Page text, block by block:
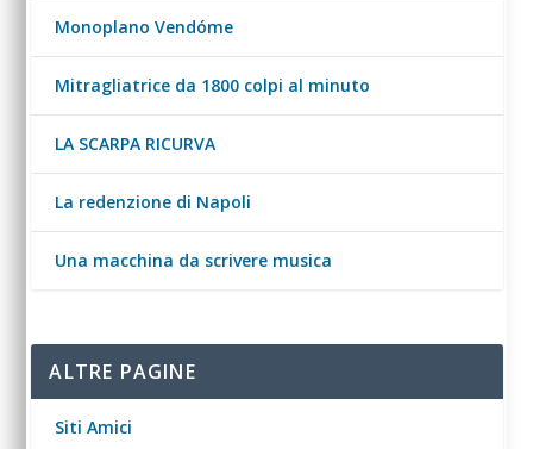
Monoplano Vendóme
Mitragliatrice da 1800 colpi al minuto
LA SCARPA RICURVA
La redenzione di Napoli
Una macchina da scrivere musica
ALTRE PAGINE
Siti Amici